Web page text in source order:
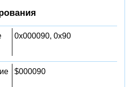
0x000090, 0x90
$000090